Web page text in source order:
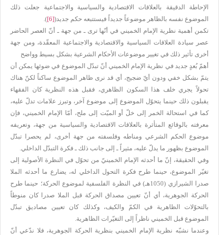
الإحاطة الدقيقة بالعلاقات الاقتصادية والسياسية والاجتماعية جعلت ذلك
الموضوع نفسه بالظاهر موضوعاً جديداً فيستتبعه حكم جديد([6]
).
تكمن أهمية نظرية الإمام الخميني في أنّها ترى ـ من جهة ـ أنّ العصر الحاضر
عصر سيادة العلاقات السياسية والاقتصادية والاجتماعية المعقّدة، ومن جهة
أخرى تأثير ذلك في تغيير موضوعات الأحكام الشرعية بشكل بسيط وواضح
أهمّ بُعدٍ جديد في نظرية الإمام الخميني أنّ تبدّل الموضوع في ضوئها يمكن أن
يتمّ بشكل خفي ودون أيّ ضجيج، أي قد نرى ظاهر الموضوع ساكناً لكنّ هناك
تحولاً يجري خلف هذا السكون الظاهري، فقبل هذه النظرية كان الفقهاء
يقبلون ذلك حينما يتحوّل الموضوع إلى موضوع آخر، وتبرز علامات تدلّ عليه،
كما في استحالة الخمر إلى خلّ أو الميّت إلى ملح، أمّا الإمام الخميني، فإن
معرفته بالوقائع المتأثرة بالعلاقات الاقتصادية والسياسية من جهة، وتعريفه
موضوع الحكم الشرعي ومناطه وفلسفته من جهة أخرى، لم يحصرا تبدّل
الموضوع بظهور ما يدلّ عليه، مثيراً ـ إلى جانب ذلك ـ فكرة التبدّل الداخلي.
وفي الحقيقة، إنّ ما أحدثه الإمام الخمينيّ من تحوّل في النظرة الأصولية إلى
تغيّر الموضوع، حينما طرح فكرة التحول الداخلي له، يضارع ما أحدثه الملا
صدرا الشيرازي (1050هـ) في النظرة الفلسفية لموضوع الحركة؛ حينما طرح
الحركة الجوهرية، أي أنّ تعيين مصداق الحركة قبل الملا صدرا كان منوطاً
بالتحوّلات الظاهرية في الكمّ والكيف، وكذلك كان تعيين مصاديق تبدّل
الموضوع قبل الخميني ناظراً إلى التغيّرات الظاهرية.
وعندما نشبّه نظرية الإمام الخميني بنظرية الحركة الجوهرية، فلا ندّعي أنّ